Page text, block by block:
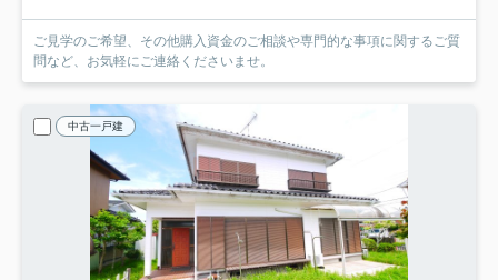
ご見学のご希望、その他購入資金のご相談や専門的な事項に関するご質
問など、お気軽にご連絡くださいませ。
中古一戸建